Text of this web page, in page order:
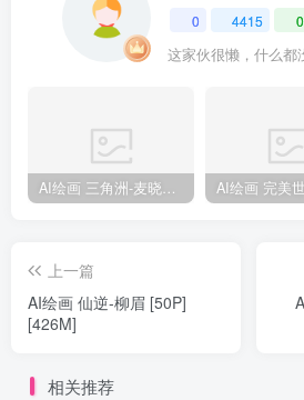
0 4415 0
这家伙很懒，什么都
AI绘画 三角洲-麦晓雯 [15P] [57M]
上一篇
AI绘画 仙逆-柳眉 [50P]
[426M]
相关推荐